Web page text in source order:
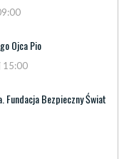
Ojca Pio
15:00
Fundacja Bezpieczny Świat